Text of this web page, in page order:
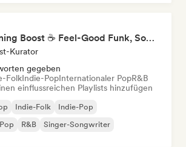
Morning Boost ☕ Feel-Good Funk, Soul & Neo-Soul to Wake Up
Kurator
gegeben
FolkIndie-PopInternationaler PopR&B
einflussreichen Playlists hinzufügen
Indie-Folk
Indie-Pop
R&B Singer-Songwriter